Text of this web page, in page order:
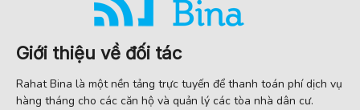
Giới thiệu về đối tác
Rahat Bina là một nền tảng trực tuyến để thanh toán phí dịch vụ
hàng tháng cho các căn hộ và quản lý các tòa nhà dân cư.